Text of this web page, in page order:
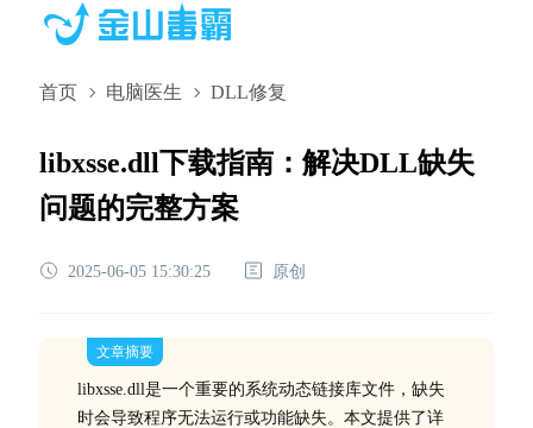
首页 电脑医生 DLL修复
libxsse.dll下载指南：解决DLL缺失
问题的完整方案
2025-06-05 15:30:25 原创
文章摘要
libxsse.dll是一个重要的系统动态链接库文件，缺失
时会导致程序无法运行或功能缺失。本文提供了详